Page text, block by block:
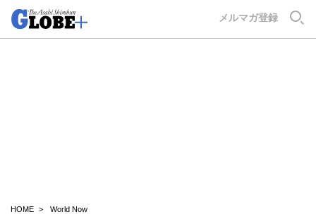
メルマガ登録
HOME World Now